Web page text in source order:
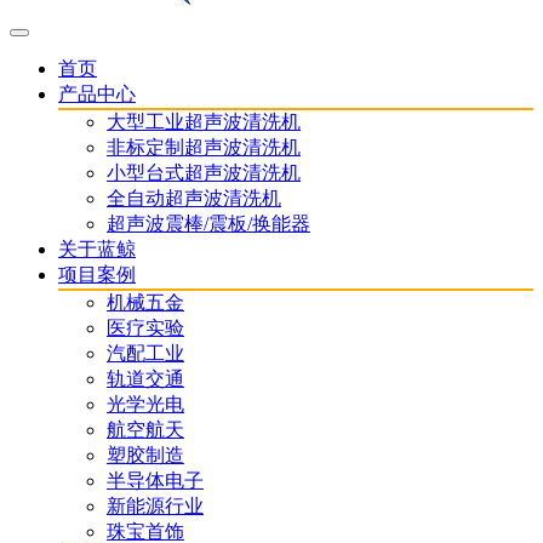
首页
产品中心
大型工业超声波清洗机
非标定制超声波清洗机
小型台式超声波清洗机
全自动超声波清洗机
超声波震棒/震板/换能器
关于蓝鲸
项目案例
机械五金
医疗实验
汽配工业
轨道交通
光学光电
航空航天
塑胶制造
半导体电子
新能源行业
珠宝首饰